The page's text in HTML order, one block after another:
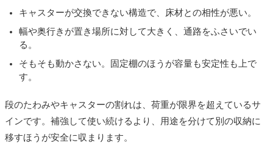
キャスターが交換できない構造で、床材との相性が悪い。
幅や奥行きが置き場所に対して大きく、通路をふさいでい
る。
そもそも動かさない。固定棚のほうが容量も安定性も上で
す。
段のたわみやキャスターの割れは、荷重が限界を超えているサ
インです。補強して使い続けるより、用途を分けて別の収納に
移すほうが安全に収まります。